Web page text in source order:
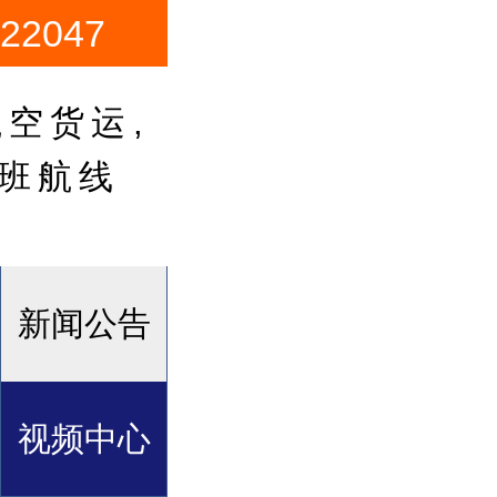
货运,
航线
新闻公告
视频中心